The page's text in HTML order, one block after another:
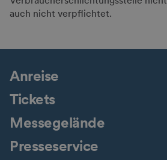
auch nicht verpflichtet.
Anreise
Tickets
Messegelände
Presseservice